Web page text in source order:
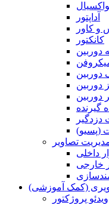
آداپتور
و کاور
کانکتور
دوربین
دوربین
دوربین
دوربین
گیرنده
دزدگیر
(پسیو)
تصاویر
داخلی
خارجی
(کمک آموزشی)
ویدئو پروژکتور